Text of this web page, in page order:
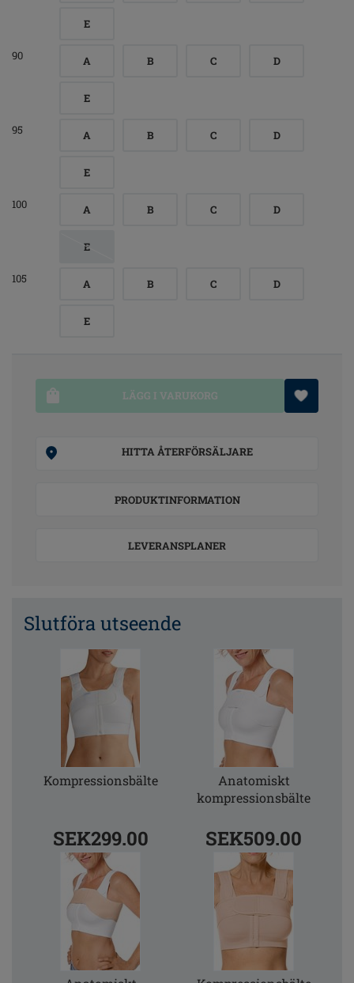
E
90 A B C D
E
95 A B C D
E
100 A B C D
E
105 A B C D
E
LÄGG I VARUKORG
HITTA ÅTERFÖRSÄLJARE
PRODUKTINFORMATION
LEVERANSPLANER
Slutföra utseende
Kompressionsbälte
SEK299.00
Anatomiskt
kompressionsbälte
SEK509.00